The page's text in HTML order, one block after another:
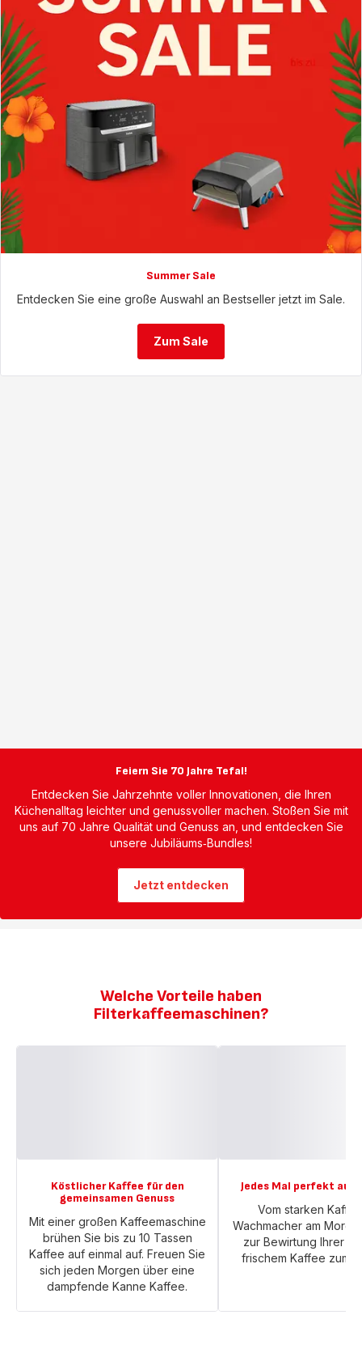
Summer Sale
Entdecken Sie eine große Auswahl an Bestseller jetzt im Sale.
Zum Sale
Feiern Sie 70 Jahre Tefal!
Entdecken Sie Jahrzehnte voller Innovationen, die Ihren
Küchenalltag leichter und genussvoller machen. Stoßen Sie mit
uns auf 70 Jahre Qualität und Genuss an, und entdecken Sie
unsere Jubiläums‑Bundles!
Jetzt entdecken
Welche Vorteile haben
Filterkaffeemaschinen?
Köstlicher Kaffee für den
gemeinsamen Genuss
Mit einer großen Kaffeemaschine
brühen Sie bis zu 10 Tassen
Kaffee auf einmal auf. Freuen Sie
sich jeden Morgen über eine
dampfende Kanne Kaffee.
Jedes Mal perfekt
Vom starken
Wachmacher am
zur Bewirtung Ihrer
frischem Kaffee zum